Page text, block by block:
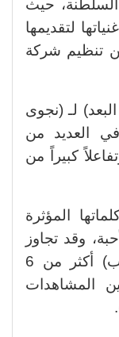
حيث
لتقديمها
تنظيم شركة
لـ (نجوى
العديد من
كبيراً من
المؤثرة
وقد تجاوز
عدد مشاهداتها على موقع (يوتيوب) أكثر من 6
المشاهدات